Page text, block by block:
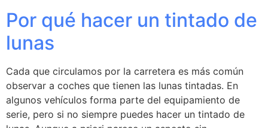
Por qué hacer un tintado de
lunas
Cada que circulamos por la carretera es más común
observar a coches que tienen las lunas tintadas. En
algunos vehículos forma parte del equipamiento de
serie, pero si no siempre puedes hacer un tintado de